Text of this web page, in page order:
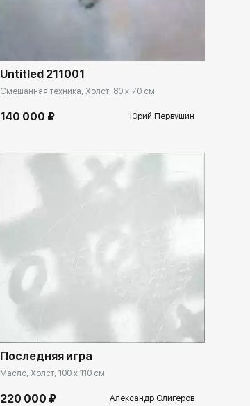
Untitled 211001
Смешанная техника, Холст, 80 x 70 см
140 000 ₽ Юрий Первушин
Домен:
Последняя игра
Масло, Холст, 100 x 110 см
220 000 ₽ Александр Олигеров